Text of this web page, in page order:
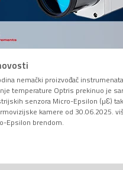
nemački proizvođač
temperature Optris prekinuo je
senzora Micro-Epsilon (µƐ)
kamere od 30.06.2025.
Epsilon brendom.